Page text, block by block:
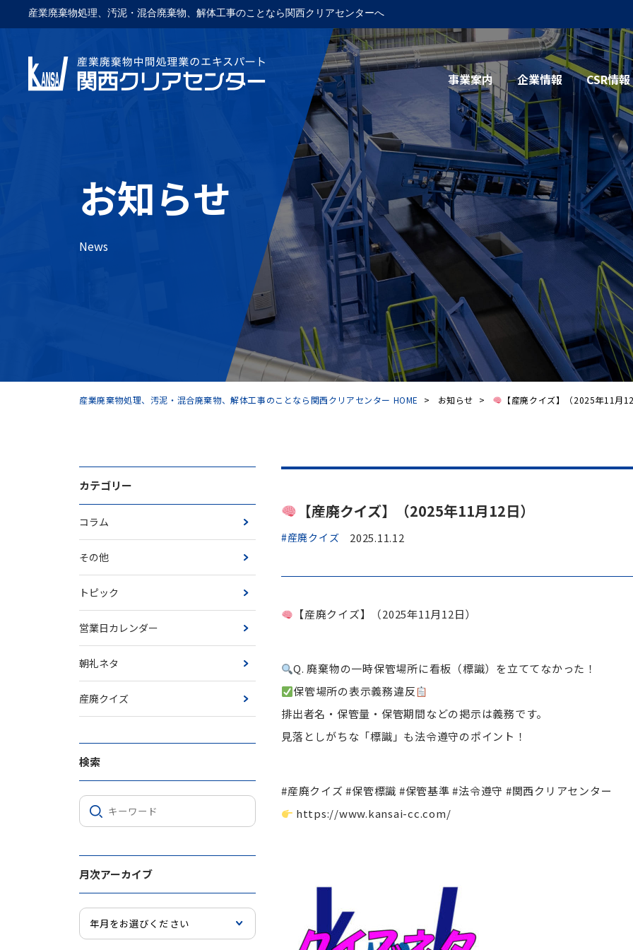
産業廃棄物処理、汚泥・混合廃棄物、解体工事のことなら関西クリアセンターへ
事業案内 企業情報 CSR情報
お知らせ
News
産業廃棄物処理、汚泥・混合廃棄物、解体工事のことなら関西クリアセンター HOME > お知らせ > 【産廃クイズ】（2025年11月
カテゴリー
コラム
その他
トピック
営業日カレンダー
朝礼ネタ
産廃クイズ
検索
月次アーカイブ
【産廃クイズ】（2025年11月12日）
#産廃クイズ 2025.11.12
【産廃クイズ】（2025年11月12日）
Q. 廃棄物の一時保管場所に看板（標識）を立ててなかった！
保管場所の表示義務違反
排出者名・保管量・保管期間などの掲示は義務です。
見落としがちな「標識」も法令遵守のポイント！
#産廃クイズ #保管標識 #保管基準 #法令遵守 #関西クリアセンター
https://www.kansai-cc.com/